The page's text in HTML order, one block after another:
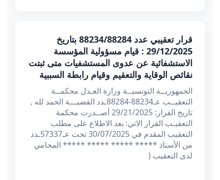
قرار تعقيبي عدد 88234/88284 بتاريخ
29/12/2025 : قيام مسؤولية المؤسسة
الاستشفائية عن عدوى المستشفيات متى ثبتت
نقائص الوقاية والتعقيم وقيام رابطة السببية
الجمهوريــة التونسيــة وزارة العـدل محكمــة
التعقيــب عـ88234-88284ـدد القضيـــة الحمد لله ,
تاريخ القرار: 29/21/2025 أصــدرت محكمة
التعقيـب القرار الاتي: بعد الاطلاع على مطلب
التعقيب المقدم في 30/07/2025 تحت عـ57337ـدد
من الأستاذ ***** ***** ***** ***** المحامي
لدى التعقيب (